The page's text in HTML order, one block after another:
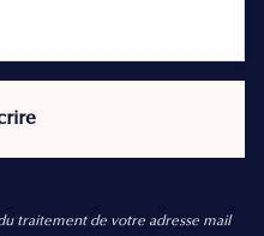
traitement de votre adresse mail